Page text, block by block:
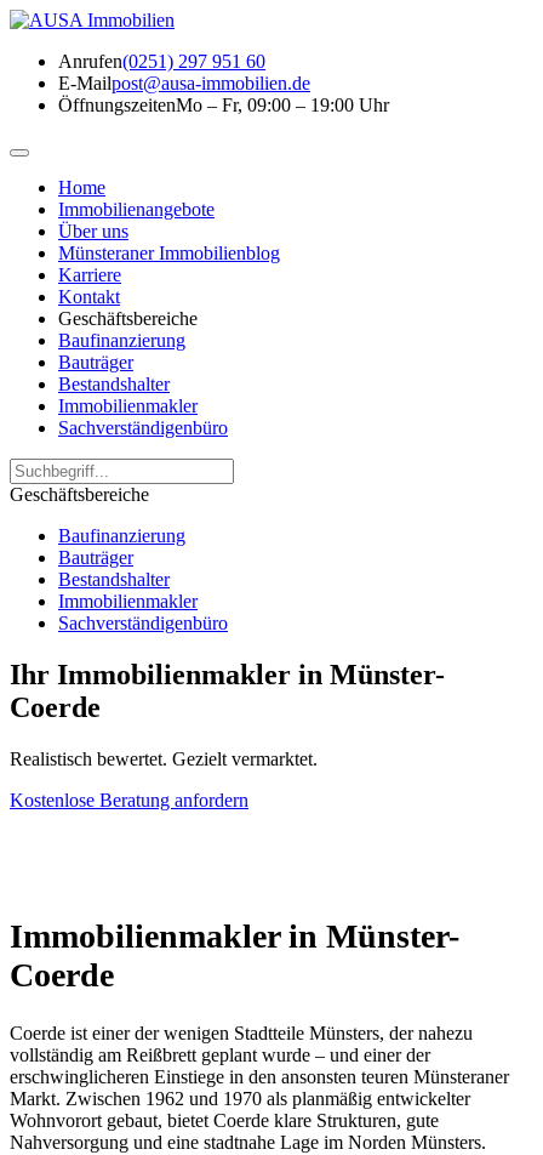
Anrufen(0251) 297 951 60
E-Mailpost@ausa-immobilien.de
ÖffnungszeitenMo – Fr, 09:00 – 19:00 Uhr
Home
Immobilienangebote
Über uns
Münsteraner Immobilienblog
Karriere
Kontakt
Geschäftsbereiche
Baufinanzierung
Bauträger
Bestandshalter
Immobilienmakler
Sachverständigenbüro
Geschäftsbereiche
Baufinanzierung
Bauträger
Bestandshalter
Immobilienmakler
Sachverständigenbüro
Ihr Immobilienmakler in Münster-
Coerde
Realistisch bewertet. Gezielt vermarktet.
Kostenlose Beratung anfordern
Immobilienmakler in Münster-
Coerde
Coerde ist einer der wenigen Stadtteile Münsters, der nahezu
vollständig am Reißbrett geplant wurde – und einer der
erschwinglicheren Einstiege in den ansonsten teuren Münsteraner
Markt. Zwischen 1962 und 1970 als planmäßig entwickelter
Wohnvorort gebaut, bietet Coerde klare Strukturen, gute
Nahversorgung und eine stadtnahe Lage im Norden Münsters.